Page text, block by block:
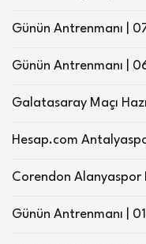
Günün Antrenmanı |
Günün Antrenmanı |
Galatasaray Maçı
Hesap.com
Corendon Alanyaspor
Günün Antrenmanı |